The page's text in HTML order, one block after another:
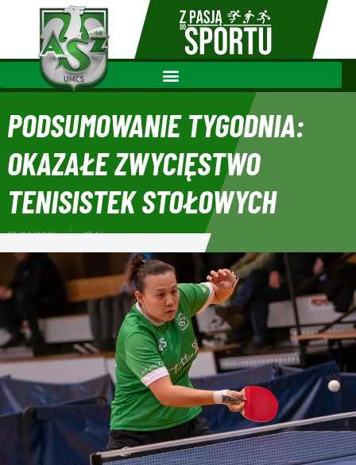
PODSUMOWANIE TYGODNIA:
OKAZAŁE ZWYCIĘSTWO
TENISISTEK STOŁOWYCH
12/02/2024 17:14